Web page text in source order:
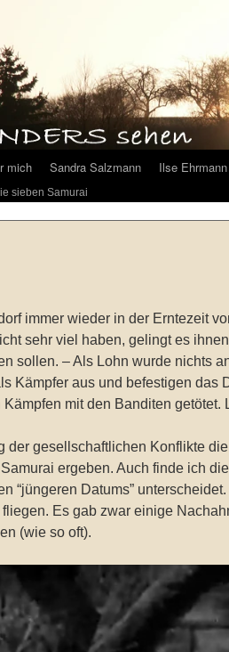
mich Sandra Salzmann Ilse Ehrmann
sieben Samurai
immer wieder in der Erntezeit
sehr viel haben, gelingt es
sollen. – Als Lohn wurde nichts
Kämpfer aus und befestigen das
mit den Banditen getötet.
der gesellschaftlichen Konflikte
ergeben. Auch finde ich
“jüngeren Datums”
Es gab zwar einige
(wie so oft).